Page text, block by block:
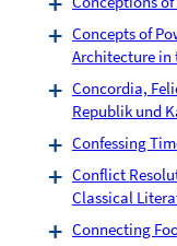
Concepts of
Architecture in
Concordia,
Republik und
Confessing
Conflict
Classical
Connecting